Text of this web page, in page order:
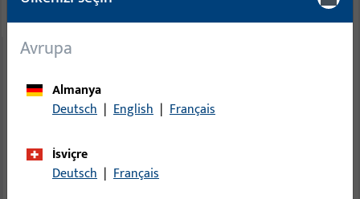
Avrupa
Almanya
Deutsch | English | Français
İsviçre
Deutsch | Français